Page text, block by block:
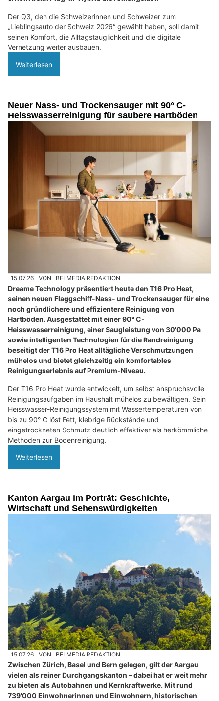
Der Q3, den die Schweizerinnen und Schweizer zum
„Lieblingsauto der Schweiz 2026“ gewählt haben, soll damit
seinen Komfort, die Alltagstauglichkeit und die digitale
Vernetzung weiter ausbauen.
Weiterlesen
Neuer Nass- und Trockensauger mit 90° C-
Heisswasserreinigung für saubere Hartböden
15.07.26 VON BELMEDIA REDAKTION
Dreame Technology präsentiert heute den T16 Pro Heat,
seinen neuen Flaggschiff-Nass- und Trockensauger für eine
noch gründlichere und effizientere Reinigung von
Hartböden. Ausgestattet mit einer 90° C-
Heisswasserreinigung, einer Saugleistung von 30'000 Pa
sowie intelligenten Technologien für die Randreinigung
beseitigt der T16 Pro Heat alltägliche Verschmutzungen
mühelos und bietet gleichzeitig ein komfortables
Reinigungserlebnis auf Premium-Niveau.
Der T16 Pro Heat wurde entwickelt, um selbst anspruchsvolle
Reinigungsaufgaben im Haushalt mühelos zu bewältigen. Sein
Heisswasser-Reinigungssystem mit Wassertemperaturen von
bis zu 90° C löst Fett, klebrige Rückstände und
eingetrockneten Schmutz deutlich effektiver als herkömmliche
Methoden zur Bodenreinigung.
Weiterlesen
Kanton Aargau im Porträt: Geschichte,
Wirtschaft und Sehenswürdigkeiten
15.07.26 VON BELMEDIA REDAKTION
Zwischen Zürich, Basel und Bern gelegen, gilt der Aargau
vielen als reiner Durchgangskanton – dabei hat er weit mehr
zu bieten als Autobahnen und Kernkraftwerke. Mit rund
739'000 Einwohnerinnen und Einwohnern, historischen